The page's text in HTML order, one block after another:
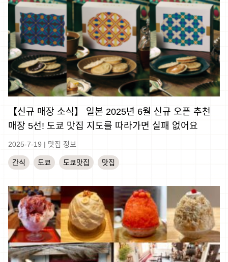
【신규 매장 소식】 일본 2025년 6월 신규 오픈 추천
매장 5선! 도쿄 맛집 지도를 따라가면 실패 없어요
2025-7-19 | 맛집 정보
간식 도쿄 도쿄맛집 맛집